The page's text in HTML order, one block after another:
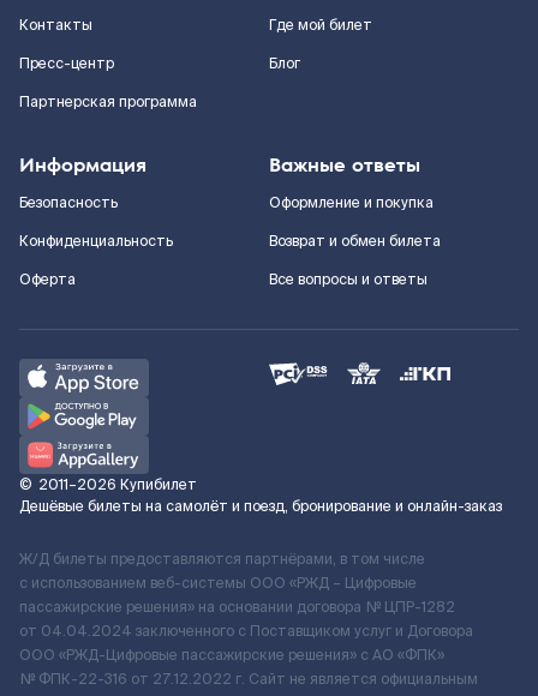
Контакты
Пресс-центр
Партнерская программа
Где мой билет
Блог
Информация
Безопасность
Конфиденциальность
Оферта
Важные ответы
Оформление и покупка
Возврат и обмен билета
Все вопросы и ответы
© 2011–2026 Купибилет
Дешёвые билеты на самолёт и поезд, бронирование и онлайн-заказ
Ж/Д билеты предоставляются партнёрами, в том числе
с использованием веб-системы ООО «РЖД – Цифровые
пассажирские решения» на основании договора № ЦПР-1282
от 04.04.2024 заключенного с Поставщиком услуг и Договора
ООО «РЖД-Цифровые пассажирские решения» c АО «ФПК»
№ ФПК-22-316 от 27.12.2022 г. Сайт не является официальным